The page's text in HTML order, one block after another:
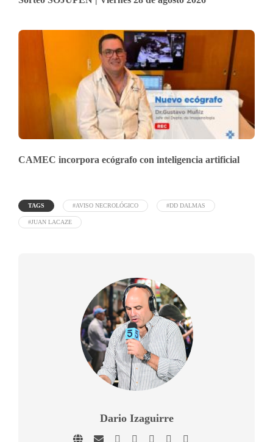
CAMEC incorpora ecógrafo con inteligencia artificial
TAGS #AVISO NECROLÓGICO #DD DALMAS
#JUAN LACAZE
Dario Izaguirre